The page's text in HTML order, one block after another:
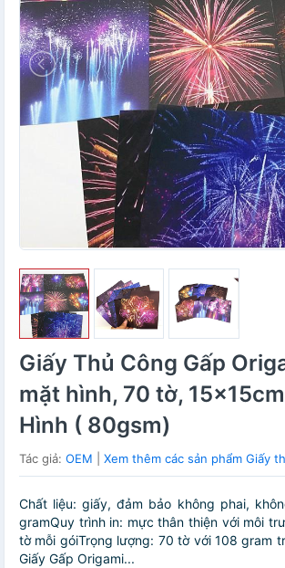
Giấy Thủ Công Gấp
mặt hình, 70 tờ,
Hình ( 80gsm)
Tác giả: OEM Xem thêm các sản phẩm Giấy
Chất liệu: giấy, đảm bảo không phai,
gramQuy trình in: mực thân thiện với môi
tờ mỗi góiTrọng lượng: 70 tờ với 108 gram
Giấy Gấp Origami...